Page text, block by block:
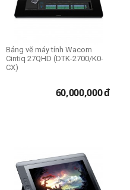
Bảng vẽ máy tính Wacom
Cintiq 27QHD (DTK-2700/K0-
CX)
60,000,000đ